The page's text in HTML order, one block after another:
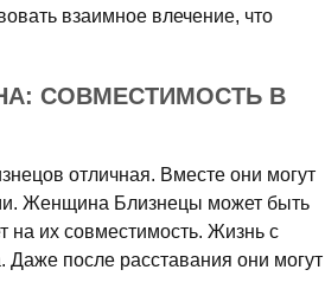
взаимное влечение, что
СОВМЕСТИМОСТЬ В
отличная. Вместе они могут
Женщина Близнецы может быть
на их совместимость. Жизнь с
Даже после расставания они могут